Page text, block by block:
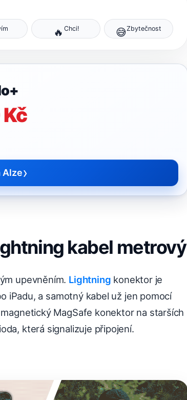
🔥 Chci! 😅Zbytečnost
Alze›
kabel metrový
upevněním. Lightning konektor je
iPadu, a samotný kabel už jen pomocí
MagSafe konektor na starších
která signalizuje připojení.